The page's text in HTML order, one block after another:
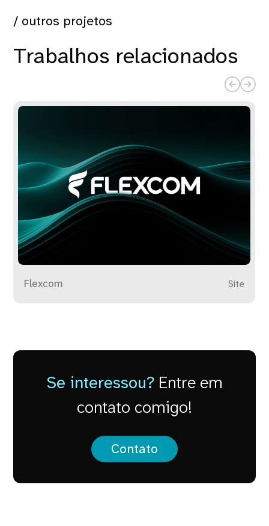
/ outros projetos
Trabalhos relacionados
Flexcom Site
Se interessou?Entre em
contato comigo!
Contato